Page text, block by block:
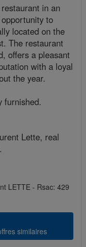
in an
to
located on the
The restaurant
offers a pleasant
with a loyal
the year.
furnished.
Lette, real
LETTE - Rsac: 429
similaires